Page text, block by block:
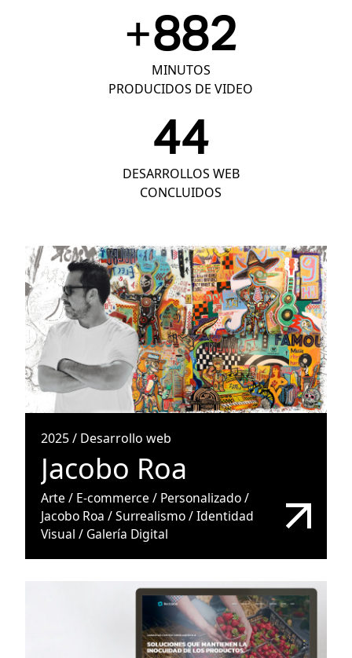
+1292
MINUTOS
PRODUCIDOS DE VIDEO
66
DESARROLLOS WEB
CONCLUIDOS
2025/ Desarrollo web
Jacobo Roa
Arte / E-commerce / Personalizado /
Jacobo Roa / Surrealismo / Identidad
Visual / Galería Digital